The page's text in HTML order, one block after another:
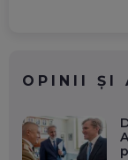
OPINII ȘI